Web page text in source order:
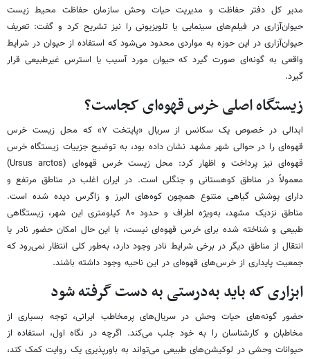
مدیر کل دفتر حفاظت و مدیریت حیات وحش سازمان حفاظت محیط زیست
حیوان‌آزاری در فیلم‌های سینمایی یا تلویزیونی را نیز تشریح کرد و گفت: تعریف
حیوان‌آزاری در این حوزه به مواردی محدود می‌شود که استفاده از حیوان در شرایط
واقعی به گونه‌ای صورت گیرد که حیوان مورد آسیب یا استرس غیرطبیعی قرار
گیرد.
زیستگاه اصلی خرس قهوه‌ای کجاست؟
ابدالی در خصوص یک سکانس از سریال «پایتخت ۷» که محل زیست خرس
قهوه‌ای را در حوالی شهر مشهد نشان داده بود، به توضیح جزییات زیستگاه خرس
قهوه‌ای نیز پرداخت و اظهار کرد: محل زیست خرس قهوه‌ای (Ursus arctos)
معمولاً در مناطق کوهستانی و جنگلی است. در ایران اغلب در مناطق مرتفع و
دارای پوشش گیاهی متنوع همچون کوه‌های البرز و زاگرس دیده شده است.
مناطق نزدیک مشهد، به‌ویژه اطراف و حدود ۸۰ کیلومتری این شهر، زیستگاهی
طبیعی و شناخته شده برای خرس قهوه‌ای نیست، با این حال امکان حضور نادر یا
انتقال از مناطق دیگر در برخی شرایط نادر وجود دارد، به‌طور کلی انتظار نمی‌رود که
جمعیت پایداری از خرس‌های قهوه‌ای در این ناحیه وجود داشته باشند.
ابزاری که باید به‌درستی به دست گرفته شود
حضور گونه‌های حیات‌ وحش در سریال‌های پرمخاطب ایرانی، توجه بسیاری از
مخاطبان و کارشناسان را به خود جلب می‌کند. اگرچه در نگاه اول، استفاده از
حیوانات وحشی در لوکیشن‌های طبیعی می‌تواند به باورپذیری یک روایت کمک کند،